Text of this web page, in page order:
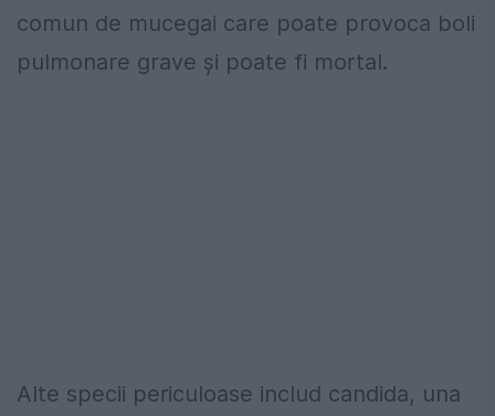
comun de mucegai care poate provoca boli
pulmonare grave și poate fi mortal.
Alte specii periculoase includ candida, una